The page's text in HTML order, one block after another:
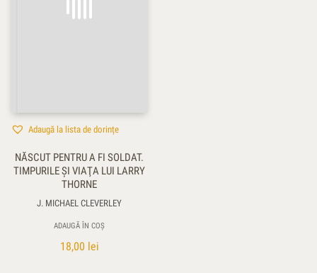
Adaugă la lista de dorințe
NĂSCUT PENTRU A FI SOLDAT.
TIMPURILE ŞI VIAŢA LUI LARRY
THORNE
J. MICHAEL CLEVERLEY
ADAUGĂ ÎN COȘ
18,00 lei